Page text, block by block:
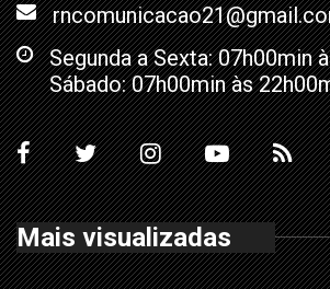
Segunda a Sexta: 07h00min
Sábado: 07h00min às
Mais visualizadas